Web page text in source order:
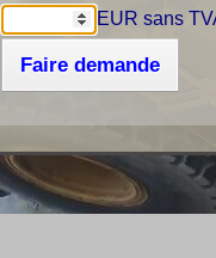
EUR sans
Faire demande